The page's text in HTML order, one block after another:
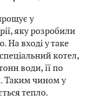
у
яку розробили
На вході у таке
котел,
води, її по
Таким чином у
тепло.